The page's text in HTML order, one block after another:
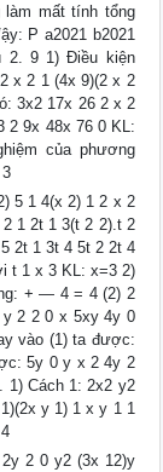
mất tính tổng
P a2021 b2021
2. 9 1) Điều kiện
x 2 1 (4x 9)(2 x 2
3x2 17x 26 2 x 2
2 9x 48x 76 0 KL:
của phương
5 1 4(x 2) 1 2 x 2
1 2t 1 3(t 2 2).t 2
2t 1 3t 4 5t 2 2t 4
t 1 x 3 KL: x=3 2)
+ ― 4 = 4 (2) 2
2 2 0 x 5xy 4y 0
vào (1) ta được:
5y 0 y x 2 4y 2
1) Cách 1: 2x2 y2
y 1) 1 x y 1 1
2 0 y2 (3x 12)y